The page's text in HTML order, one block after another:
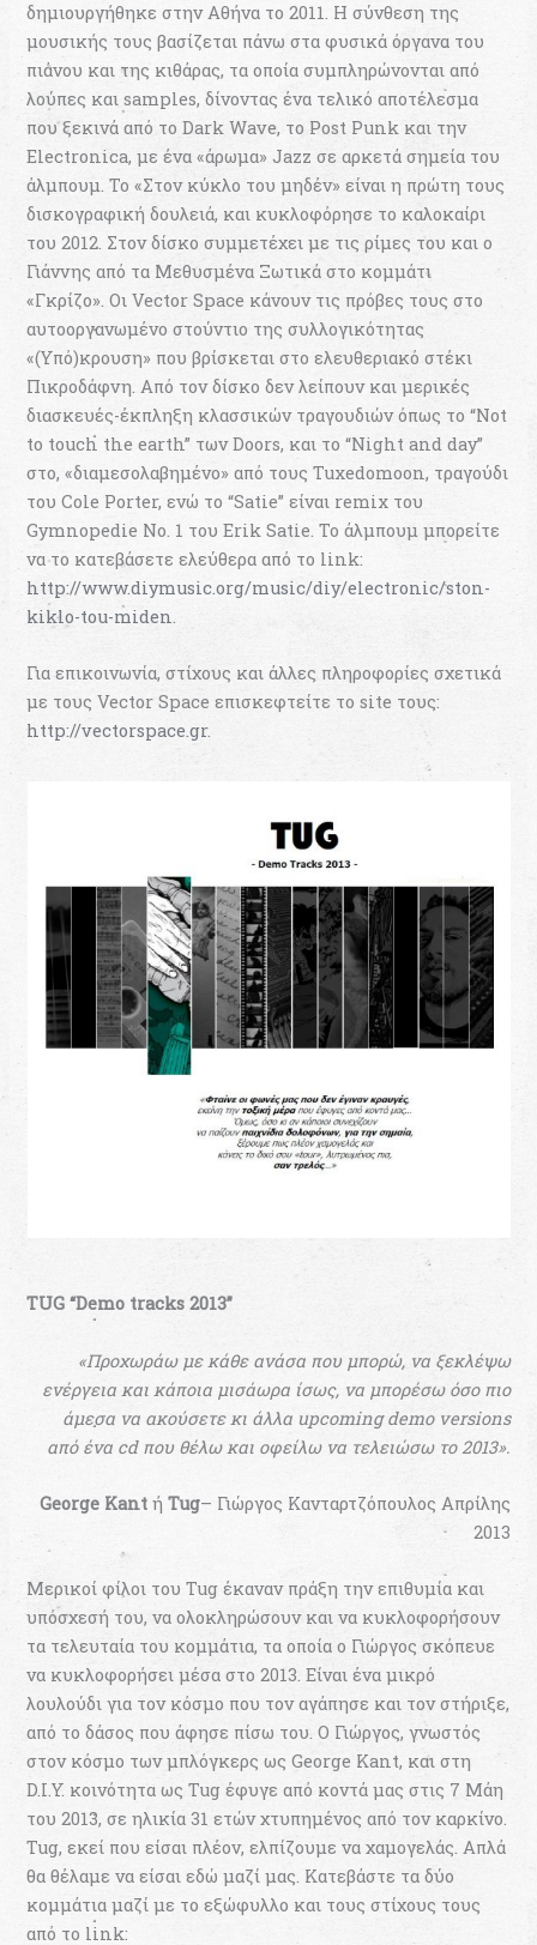
δημιουργήθηκε στην Αθήνα το 2011. Η σύνθεση της
μουσικής τους βασίζεται πάνω στα φυσικά όργανα του
πιάνου και της κιθάρας, τα οποία συμπληρώνονται από
λούπες και samples, δίνοντας ένα τελικό αποτέλεσμα
που ξεκινά από το Dark Wave, το Post Punk και την
Electronica, με ένα «άρωμα» Jazz σε αρκετά σημεία του
άλμπουμ. Το «Στον κύκλο του μηδέν» είναι η πρώτη τους
δισκογραφική δουλειά, και κυκλοφόρησε το καλοκαίρι
του 2012. Στον δίσκο συμμετέχει με τις ρίμες του και ο
Γιάννης από τα Μεθυσμένα Ξωτικά στο κομμάτι
«Γκρίζο». Οι Vector Space κάνουν τις πρόβες τους στο
αυτοοργανωμένο στούντιο της συλλογικότητας
«(Υπό)κρουση» που βρίσκεται στο ελευθεριακό στέκι
Πικροδάφνη. Από τον δίσκο δεν λείπουν και μερικές
διασκευές-έκπληξη κλασσικών τραγουδιών όπως το “Not
to touch the earth” των Doors, και το “Night and day”
στο, «διαμεσολαβημένο» από τους Tuxedomoon, τραγούδι
του Cole Porter, ενώ το “Satie” είναι remix του
Gymnopedie No. 1 του Erik Satie. Το άλμπουμ μπορείτε
να το κατεβάσετε ελεύθερα από το link:
http://www.diymusic.org/music/diy/electronic/ston-
kiklo-tou-miden.
Για επικοινωνία, στίχους και άλλες πληροφορίες σχετικά
με τους Vector Space επισκεφτείτε το site τους:
http://vectorspace.gr.
TUG “Demo tracks 2013”
«Προχωράω με κάθε ανάσα που μπορώ, να ξεκλέψω
ενέργεια και κάποια μισάωρα ίσως, να μπορέσω όσο πιο
άμεσα να ακούσετε κι άλλα upcoming demo versions
από ένα cd που θέλω και οφείλω να τελειώσω το 2013».
George Kantή Tug– Γιώργος Κανταρτζόπουλος Απρίλης
2013
Μερικοί φίλοι του Tug έκαναν πράξη την επιθυμία και
υπόσχεσή του, να ολοκληρώσουν και να κυκλοφορήσουν
τα τελευταία του κομμάτια, τα οποία ο Γιώργος σκόπευε
να κυκλοφορήσει μέσα στο 2013. Είναι ένα μικρό
λουλούδι για τον κόσμο που τον αγάπησε και τον στήριξε,
από το δάσος που άφησε πίσω του. Ο Γιώργος, γνωστός
στον κόσμο των μπλόγκερς ως George Kant, και στη
D.I.Y. κοινότητα ως Tug έφυγε από κοντά μας στις 7 Μάη
του 2013, σε ηλικία 31 ετών χτυπημένος από τον καρκίνο.
Tug, εκεί που είσαι πλέον, ελπίζουμε να χαμογελάς. Απλά
θα θέλαμε να είσαι εδώ μαζί μας. Κατεβάστε τα δύο
κομμάτια μαζί με το εξώφυλλο και τους στίχους τους
από το link: